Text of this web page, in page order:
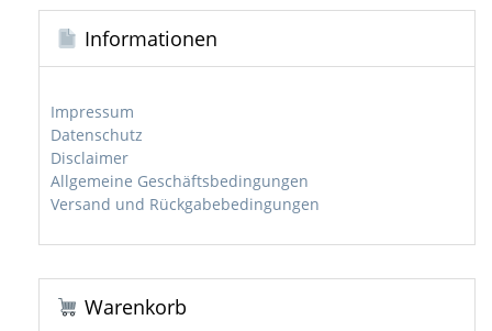
Informationen
Impressum
Datenschutz
Disclaimer
Allgemeine Geschäftsbedingungen
Versand und Rückgabebedingungen
Warenkorb